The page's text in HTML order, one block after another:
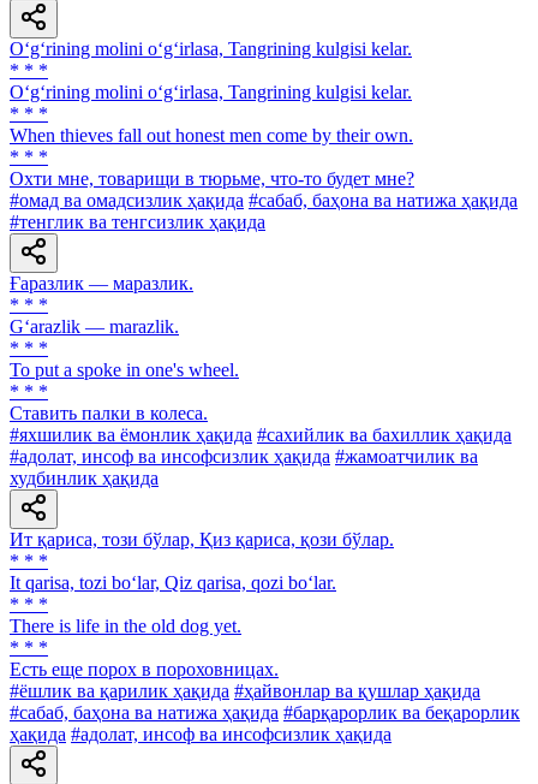
O‘g‘rining molini o‘g‘irlasa, Tangrining kulgisi kelar.
* * *
O‘g‘rining molini o‘g‘irlasa, Tangrining kulgisi kelar.
* * *
When thieves fall out honest men come by their own.
* * *
Охти мне, товарищи в тюрьме, что-то будет мне?
#омад ва омадсизлик ҳақида #сабаб, баҳона ва натижа ҳақида
#тенглик ва тенгсизлик ҳақида
Ғаразлик — маразлик.
* * *
G‘arazlik — marazlik.
* * *
To put a spoke in one's wheel.
* * *
Ставить палки в колеса.
#яхшилик ва ёмонлик ҳақида #сахийлик ва бахиллик ҳақида
#адолат, инсоф ва инсофсизлик ҳақида #жамоатчилик ва
худбинлик ҳақида
Ит қариса, този бўлар, Қиз қариса, қози бўлар.
* * *
It qarisa, tozi bo‘lar, Qiz qarisa, qozi bo‘lar.
* * *
There is life in the old dog yet.
* * *
Есть еще порох в пороховницах.
#ёшлик ва қарилик ҳақида #ҳайвонлар ва қушлар ҳақида
#сабаб, баҳона ва натижа ҳақида #барқарорлик ва беқарорлик
ҳақида #адолат, инсоф ва инсофсизлик ҳақида